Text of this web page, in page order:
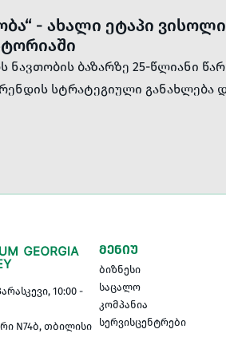
- ახალი ეტაპი
ნავთობის ბაზარზე 25-წლიანი
სტრატეგიული განახლება
10:00 -
N74ბ, თბილისი
ᲛᲔᲜᲘᲣ
ბიზნესი
საცალო
კომპანია
სერვისცენტრები